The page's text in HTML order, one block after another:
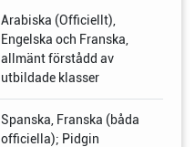
Arabiska (Officiellt),
Engelska och Franska,
allmänt förstådd av
utbildade klasser
Spanska, Franska (båda
officiella); Pidgin